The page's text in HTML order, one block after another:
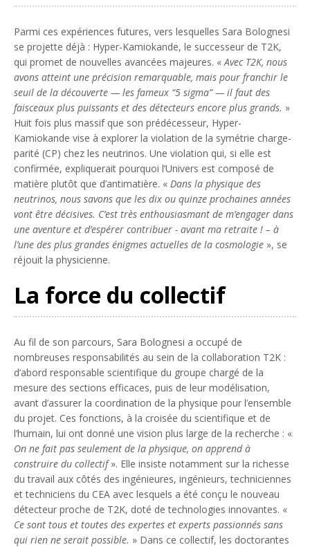
Parmi ces expériences futures, vers lesquelles Sara Bolognesi
se projette déjà : Hyper-Kamiokande, le successeur de T2K,
qui promet de nouvelles avancées majeures. « Avec T2K, nous
avons atteint une précision remarquable, mais pour franchir le
seuil de la découverte — les fameux “5 sigma” — il faut des
faisceaux plus puissants et des détecteurs encore plus grands. »
Huit fois plus massif que son prédécesseur, Hyper-
Kamiokande vise à explorer la violation de la symétrie charge-
parité (CP) chez les neutrinos. Une violation qui, si elle est
confirmée, expliquerait pourquoi l’Univers est composé de
matière plutôt que d’antimatière. « Dans la physique des
neutrinos, nous savons que les dix ou quinze prochaines années
vont être décisives. C’est très enthousiasmant de m’engager dans
une aventure et d’espérer contribuer - avant ma retraite ! – à
l’une des plus grandes énigmes actuelles de la cosmologie », se
réjouit la physicienne.
La force du collectif
Au fil de son parcours, Sara Bolognesi a occupé de
nombreuses responsabilités au sein de la collaboration T2K :
d’abord responsable scientifique du groupe chargé de la
mesure des sections efficaces, puis de leur modélisation,
avant d’assurer la coordination de la physique pour l’ensemble
du projet. Ces fonctions, à la croisée du scientifique et de
l’humain, lui ont donné une vision plus large de la recherche : «
On ne fait pas seulement de la physique, on apprend à
construire du collectif». Elle insiste notamment sur la richesse
du travail aux côtés des ingénieures, ingénieurs, techniciennes
et techniciens du CEA avec lesquels a été conçu le nouveau
détecteur proche de T2K, doté de technologies innovantes. «
Ce sont tous et toutes des expertes et experts passionnés sans
qui rien ne serait possible. » Dans ce collectif, les doctorantes